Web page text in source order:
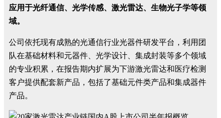
应⽤于光纤通信、光学传感、激光雷达、生物光子学等领
域。
公司依托现有成熟的光通信行业光器件研发平台，利用团
队在基础材料和元器件、光学设计、集成封装等多个领域
的专业积累，在报告期内扩展为下游激光雷达和医疗检测
客户提供配套新产品，包括了基础元件类产品和集成器件
产品。